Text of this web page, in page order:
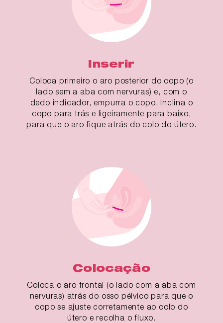
Inserir
Coloca primeiro o aro posterior do copo (o
lado sem a aba com nervuras) e, com o
dedo indicador, empurra o copo. Inclina o
copo para trás e ligeiramente para baixo,
para que o aro fique atrás do colo do útero.
Colocação
Coloca o aro frontal (o lado com a aba com
nervuras) atrás do osso pélvico para que o
copo se ajuste corretamente ao colo do
útero e recolha o fluxo.